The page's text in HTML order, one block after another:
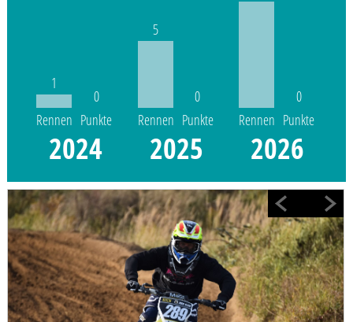
1
Rennen
0
Punkte
2024
5
Rennen
0
Punkte
2025
Rennen
0
Punkte
2026